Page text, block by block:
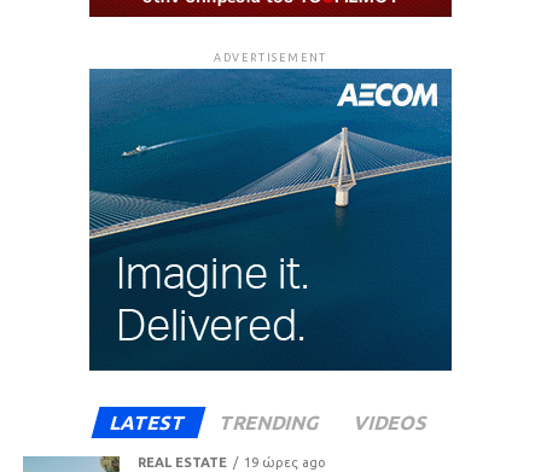
ADVERTISEMENT
LATEST TRENDING VIDEOS
REAL ESTATE 19 ώρες ago